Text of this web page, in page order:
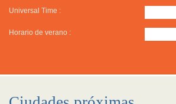
Universal Time :
Horario de verano :